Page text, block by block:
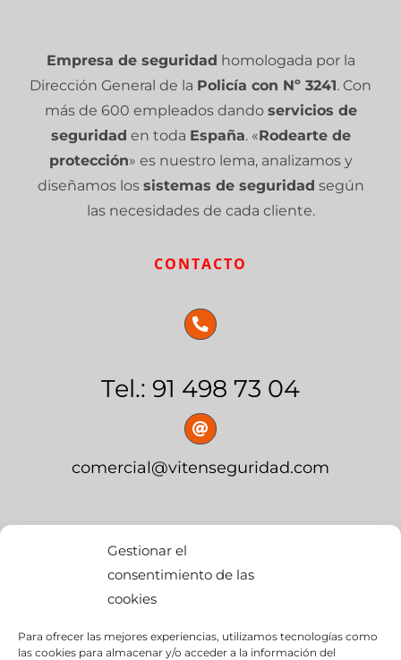
Gestionar el
consentimiento de las
cookies
Para ofrecer las mejores experiencias, utilizamos tecnologías como
las cookies para almacenar y/o acceder a la información del
Empresa de seguridad homologada por la
Dirección General de la Policía con Nº 3241. Con
más de 600 empleados dando servicios de
seguridad en toda España. «Rodearte de
protección» es nuestro lema, analizamos y
diseñamos los sistemas de seguridad según
las necesidades de cada cliente.
CONTACTO
Tel.: 91 498 73 04
comercial@vitenseguridad.com
calle Palier, s/n
edif. BMW Momentum,